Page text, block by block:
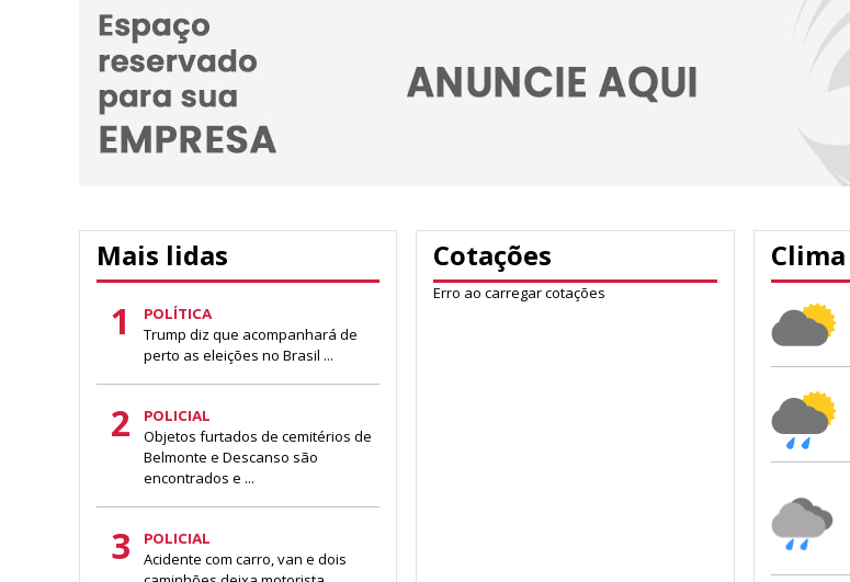
Mais lidas
1 POLÍTICA
Trump diz que acompanhará de
perto as eleições no Brasil ...
2 POLICIAL
Objetos furtados de cemitérios de
Belmonte e Descanso são
encontrados e ...
3 POLICIAL
Acidente com carro, van e dois
Cotações
Erro ao carregar cotações
Clima